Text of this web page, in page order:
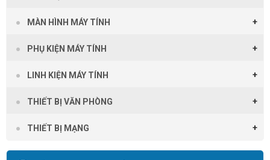
MÀN HÌNH MÁY TÍNH
PHỤ KIỆN MÁY TÍNH
LINH KIỆN MÁY TÍNH
THIẾT BỊ VĂN PHÒNG
THIẾT BỊ MẠNG